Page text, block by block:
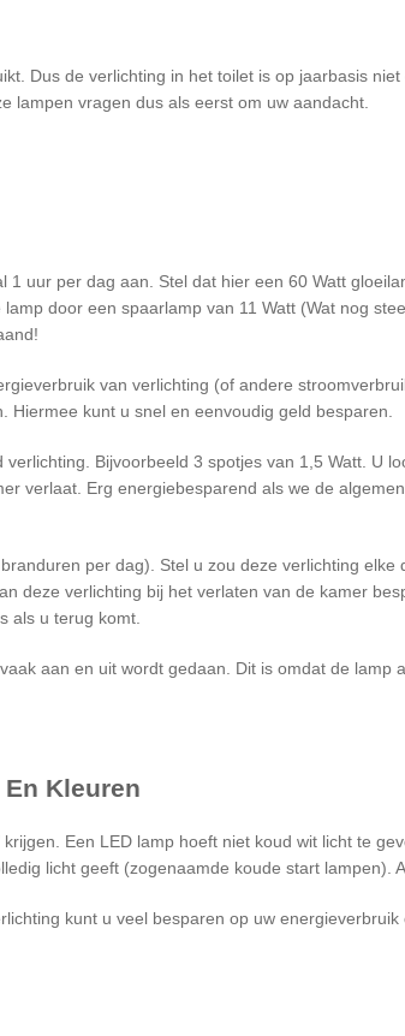
Dus de verlichting in het toilet is op jaarbasis
lampen vragen dus als eerst om uw aandacht.
uur per dag aan. Stel dat hier een 60 Watt
door een spaarlamp van 11 Watt (Wat nog
van verlichting (of andere
kunt u snel en eenvoudig geld besparen.
Bijvoorbeeld 3 spotjes van 1,5 Watt. U
verlaat. Erg energiebesparend als we de
per dag). Stel u zou deze verlichting
deze verlichting bij het verlaten van de kamer
als u terug komt.
aan en uit wordt gedaan. Dit is omdat de
Kleuren
Een LED lamp hoeft niet koud wit licht te
licht geeft (zogenaamde koude start lampen).
kunt u veel besparen op uw